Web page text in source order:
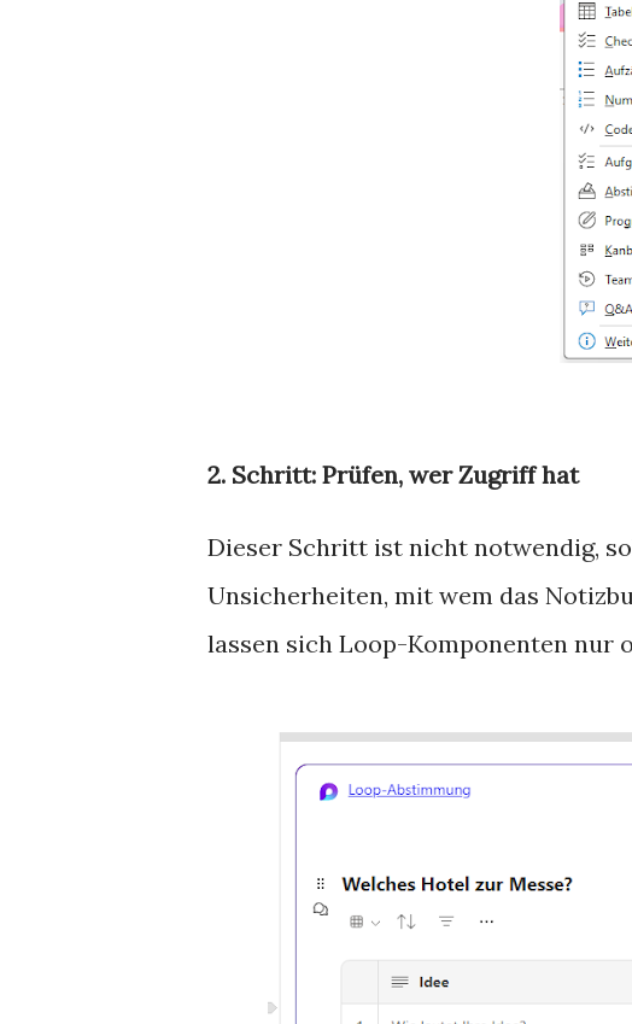
2. Schritt: Prüfen, wer Zugriff hat
Dieser Schritt ist nicht notwendig,
Unsicherheiten, mit wem das
lassen sich Loop-Komponenten nur